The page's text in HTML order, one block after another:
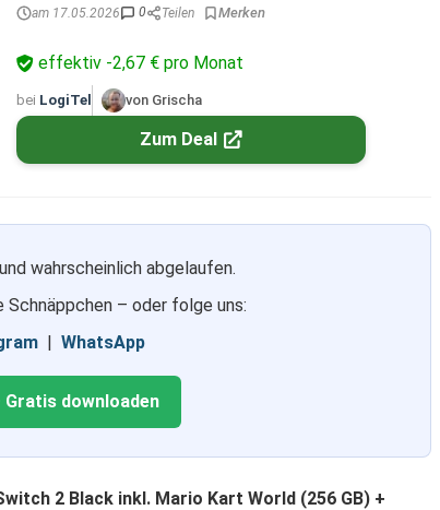
am 17.05.2026 0 Teilen
effektiv -2,67 € pro Monat
bei LogiTel von Grischa
Zum Deal
wahrscheinlich abgelaufen.
Schnäppchen – oder folge uns:
| WhatsApp
Gratis downloaden
2 Black inkl. Mario Kart World (256 GB) +